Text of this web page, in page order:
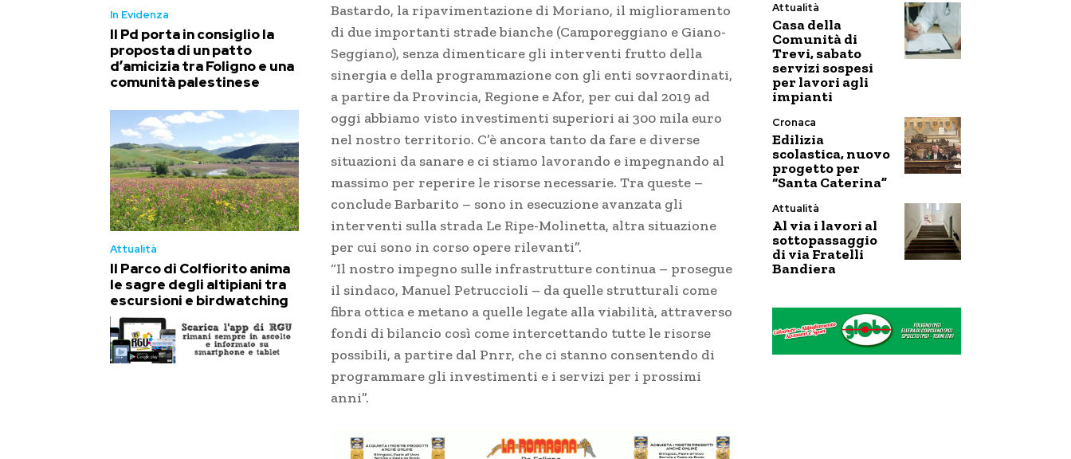
In Evidenza
Il Pd porta in consiglio la
proposta di un patto
d’amicizia tra Foligno e una
comunità palestinese
Attualità
Il Parco di Colfiorito anima
le sagre degli altipiani tra
escursioni e birdwatching
Bastardo, la ripavimentazione di Moriano, il miglioramento
di due importanti strade bianche (Camporeggiano e Giano-
Seggiano), senza dimenticare gli interventi frutto della
sinergia e della programmazione con gli enti sovraordinati,
a partire da Provincia, Regione e Afor, per cui dal 2019 ad
oggi abbiamo visto investimenti superiori ai 300 mila euro
nel nostro territorio. C’è ancora tanto da fare e diverse
situazioni da sanare e ci stiamo lavorando e impegnando al
massimo per reperire le risorse necessarie. Tra queste –
conclude Barbarito – sono in esecuzione avanzata gli
interventi sulla strada Le Ripe-Molinetta, altra situazione
per cui sono in corso opere rilevanti”.
“Il nostro impegno sulle infrastrutture continua – prosegue
il sindaco, Manuel Petruccioli – da quelle strutturali come
fibra ottica e metano a quelle legate alla viabilità, attraverso
fondi di bilancio così come intercettando tutte le risorse
possibili, a partire dal Pnrr, che ci stanno consentendo di
programmare gli investimenti e i servizi per i prossimi
anni”.
Attualità
Casa della
Comunità di
Trevi, sabato
servizi sospesi
per lavori agli
impianti
Cronaca
Edilizia
scolastica, nuovo
progetto per
“Santa Caterina”
Attualità
Al via i lavori al
sottopassaggio
di via Fratelli
Bandiera